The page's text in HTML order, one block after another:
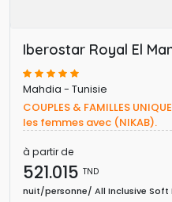
Iberostar Royal El
Mahdia - Tunisie
COUPLES & FAMILLES
les femmes avec (NIKAB).
à partir de
521.015 TND
nuit/personne/ All Inclusive Soft